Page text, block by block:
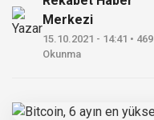
Merkezi
15.10.2021 - 14:41 • 469
Okunma